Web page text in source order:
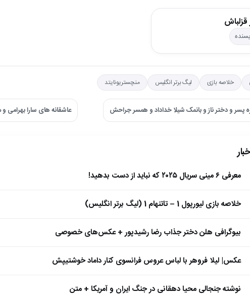
قزلباش
خلاصه بازی لیگ برتر انگلیس منچستریونایتد
و دختر ناز و بانمک شیلا خداداد و همسر جراحش عاشقانه های سارا بهرامی
معرفی ۶ مینی سریال ۲۰۲۵ که نباید از دست بدهید!
خلاصه بازی لیورپول 1 – تاتنهام 1 (لیگ برتر انگلیس)
بیوگرافی هلن دختر جذاب رضا رشیدپور + عکس‌های خصوصی
عکس| لیلا فروهر با لباس عروس فرانسوی کنار داماد خوشتیپش
نوشته جنجالی محیا دهقانی در جنگ ایران و آمریکا + متن